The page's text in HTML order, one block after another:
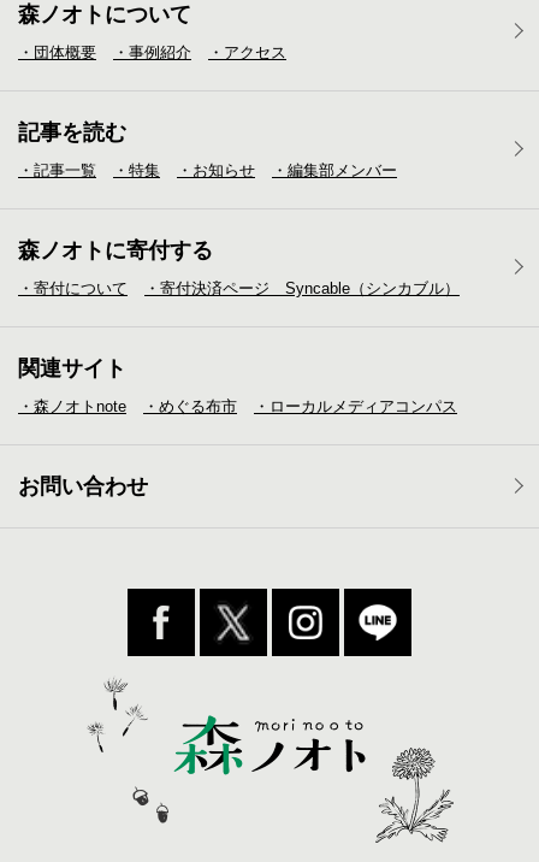
森ノオトについて
・団体概要 ・事例紹介 ・アクセス
記事を読む
・記事一覧 ・特集 ・お知らせ ・編集部メンバー
森ノオトに寄付する
・寄付について ・寄付決済ページ Syncable（シンカブル）
関連サイト
・森ノオトnote ・めぐる布市 ・ローカルメディア コンパス
お問い合わせ